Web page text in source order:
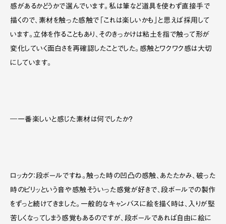
感があるかどうかで選んでいます。私は筆など道具を使わず直接手で
描くので、素材を触った感触で「これは楽しいかも」と思えば採用して
います。立体を作ることもあり、そのきっかけは粘土を指で触って形が
変化していく面白さを再確認したことでした。感触とワクワク感は大切
にしています。
―一番楽しいと感じた素材は何でしたか？
ロッカク：段ボールですね。触った時の凹凸の感触、あたたかみ、破った
時のピリッという音や感触そういった感覚が好きで、段ボールでの製作
をずっと続けてきました。一般的なキャンバスに絵を描く時は、入りが堅
苦しくなってしまう感覚もあるのですが、段ボールであれば自由に絵に